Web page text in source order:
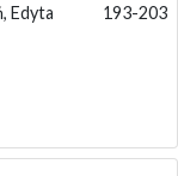
Edyta
193-203